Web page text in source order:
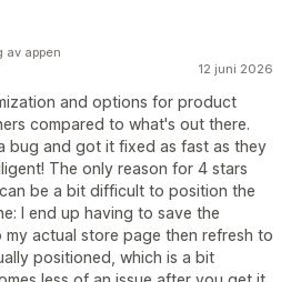
12 juni 2026
and options for product
compared to what's out there.
bug and got it fixed as fast as they
The only reason for 4 stars
be a bit difficult to position the
I end up having to save the
actual store page then refresh to
positioned, which is a bit
av appen